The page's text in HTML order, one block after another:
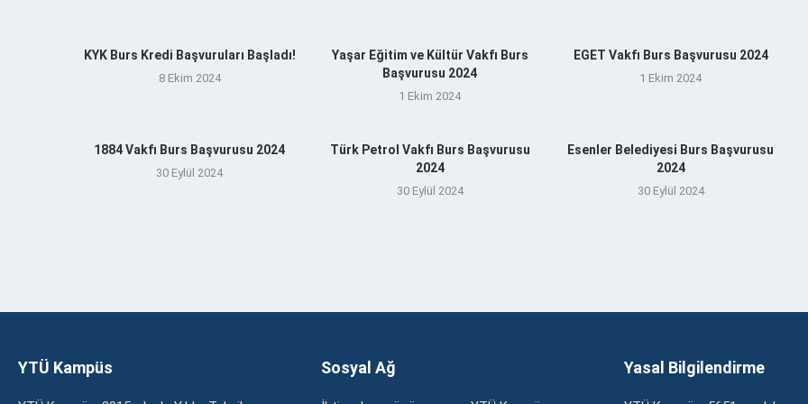
KYK Burs Kredi Başvuruları Başladı!
8 Ekim 2024
Yaşar Eğitim ve Kültür Vakfı Burs
Başvurusu 2024
1 Ekim 2024
EGET Vakfı Burs Başvurusu 2024
1 Ekim 2024
1884 Vakfı Burs Başvurusu 2024
30 Eylül 2024
Türk Petrol Vakfı Burs Başvurusu
2024
30 Eylül 2024
Esenler Belediyesi Burs Başvurusu
2024
30 Eylül 2024
YTÜ Kampüs Sosyal Ağ Yasal Bilgilendirme